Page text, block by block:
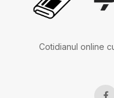
Cotidianul online